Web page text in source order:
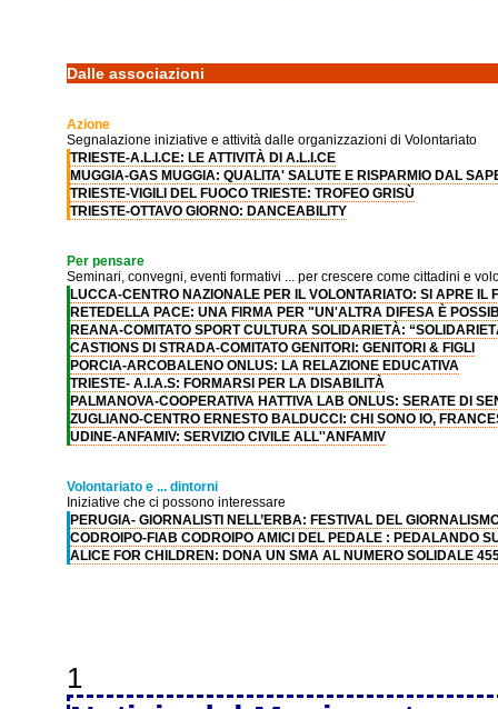
Dalle associazioni
Azione
Segnalazione iniziative e attività dalle organizzazioni di Volontariato
TRIESTE-A.L.I.CE: LE ATTIVITÀ DI A.L.I.CE
MUGGIA-GAS MUGGIA: QUALITA' SALUTE E RISPARMIO DAL
TRIESTE-VIGILI DEL FUOCO TRIESTE: TROFEO GRISÙ
TRIESTE-OTTAVO GIORNO: DANCEABILITY
Per pensare
Seminari, convegni, eventi formativi ... per crescere come cittadini e
LUCCA-CENTRO NAZIONALE PER IL VOLONTARIATO: SI APRE IL
RETEDELLA PACE: UNA FIRMA PER "UN'ALTRA DIFESA È
REANA-COMITATO SPORT CULTURA SOLIDARIETÀ:
CASTIONS DI STRADA-COMITATO GENITORI: GENITORI & FIGLI
PORCIA-ARCOBALENO ONLUS: LA RELAZIONE EDUCATIVA
TRIESTE- A.I.A.S: FORMARSI PER LA DISABILITÀ
PALMANOVA-COOPERATIVA HATTIVA LAB ONLUS: SERATE DI
ZUGLIANO-CENTRO ERNESTO BALDUCCI: CHI SONO IO,
UDINE-ANFAMIV: SERVIZIO CIVILE ALL''ANFAMIV
Volontariato e ... dintorni
Iniziative che ci possono interessare
PERUGIA- GIORNALISTI NELL’ERBA: FESTIVAL DEL
CODROIPO-FIAB CODROIPO AMICI DEL PEDALE : PEDALANDO
ALICE FOR CHILDREN: DONA UN SMA AL NUMERO SOLIDALE
1